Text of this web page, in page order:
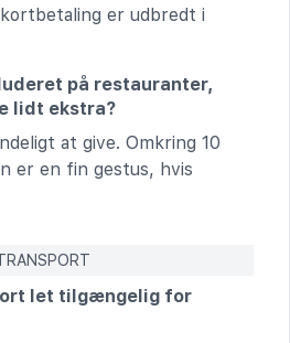
er udbredt i
på restauranter,
lidt ekstra?
at give. Omkring 10
er en fin gestus, hvis
let tilgængelig for